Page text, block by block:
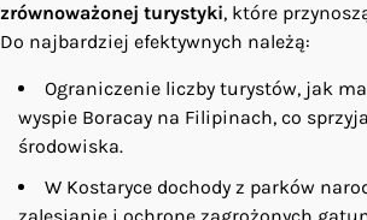
zrównoważonej turystyki, które
Do najbardziej efektywnych należą:
Ograniczenie liczby turystów, jak
wyspie Boracay na Filipinach, co
środowiska.
W Kostaryce dochody z parków